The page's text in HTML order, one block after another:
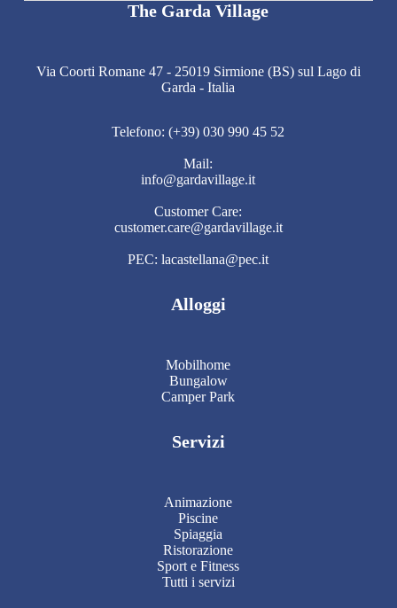
The Garda Village
Via Coorti Romane 47 - 25019 Sirmione (BS) sul Lago di
Garda - Italia
Telefono: (+39) 030 990 45 52
Mail:
info@gardavillage.it
Customer Care:
customer.care@gardavillage.it
PEC: lacastellana@pec.it
Alloggi
Mobilhome
Bungalow
Camper Park
Servizi
Animazione
Piscine
Spiaggia
Ristorazione
Sport e Fitness
Tutti i servizi